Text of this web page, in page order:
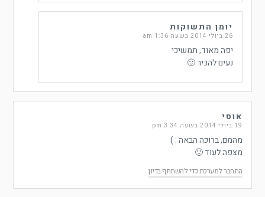
יומן התשוקות
26 ביולי 2014 בשעה 1:36 am
יפה מאוד, תמשיכי
נעים להכיר 🙂
אוסי
19 ביולי 2014 בשעה 3:34 pm
מהמם, ברוכה הבאה : )
מצפה לעוד 🙂
התחבר למערכת כדי להשתתף בדיון